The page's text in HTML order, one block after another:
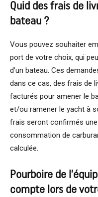
Quid des frais de
bateau ?
Vous pouvez souhaiter
port de votre choix, qui
d’un bateau. Ces
dans ce cas, des frais de
facturés pour amener le
et/ou ramener le yacht à
frais seront confirmés
consommation de
calculée.
Pourboire de
compte lors de